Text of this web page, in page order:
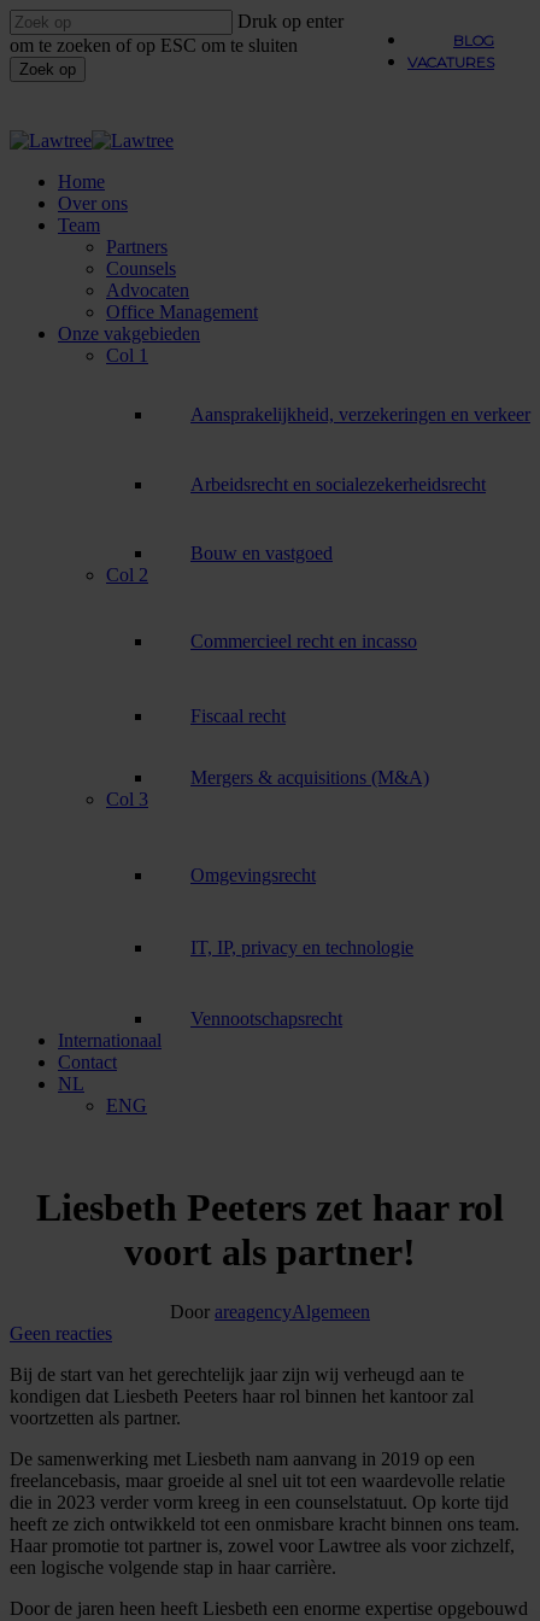
Overslaan
naar
hoofdinhoud
BLOG
VACATURES
Druk op enter
om te zoeken of op ESC om te sluiten
Zoek op
Menu
Home
Over ons
Team
Partners
Counsels
Advocaten
Office Management
Onze vakgebieden
Col 1
Aansprakelijkheid, verzekeringen en verkeer
Arbeidsrecht en socialezekerheidsrecht
Bouw en vastgoed
Col 2
Commercieel recht en incasso
Fiscaal recht
Mergers & acquisitions (M&A)
Col 3
Omgevingsrecht
IT, IP, privacy en technologie
Vennootschapsrecht
Internationaal
Contact
NL
ENG
Liesbeth Peeters zet haar rol
voort als partner!
Door areagencyAlgemeen
Geen reacties
Bij de start van het gerechtelijk jaar zijn wij verheugd aan te
kondigen dat Liesbeth Peeters haar rol binnen het kantoor zal
voortzetten als partner.
De samenwerking met Liesbeth nam aanvang in 2019 op een
freelancebasis, maar groeide al snel uit tot een waardevolle relatie
die in 2023 verder vorm kreeg in een counselstatuut. Op korte tijd
heeft ze zich ontwikkeld tot een onmisbare kracht binnen ons team.
Haar promotie tot partner is, zowel voor Lawtree als voor zichzelf,
een logische volgende stap in haar carrière.
Door de jaren heen heeft Liesbeth een enorme expertise opgebouwd